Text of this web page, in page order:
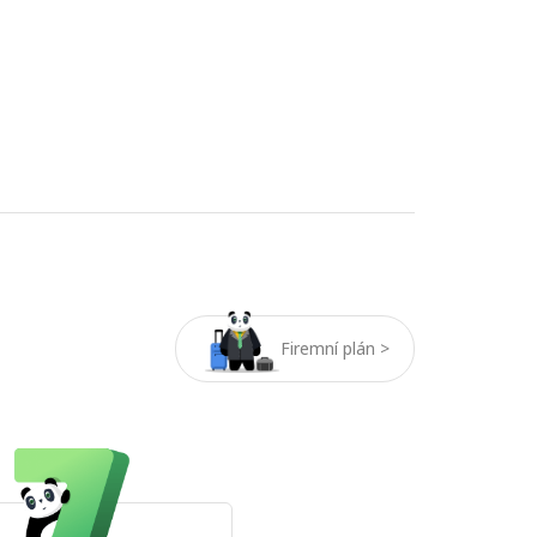
Firemní plán >